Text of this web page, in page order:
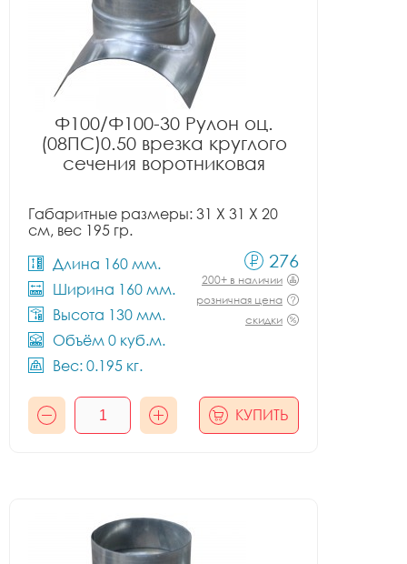
Ф100/Ф100-30 Рулон оц.
(08ПС)0.50 врезка круглого
сечения воротниковая
Габаритные размеры: 31 X 31 X 20
см, вес 195 гр.
Длина 160 мм.
Ширина 160 мм.
Высота 130 мм.
Объём 0 куб.м.
Вес: 0.195 кг.
276
200+ в наличии
розничная цена
скидки
КУПИТЬ